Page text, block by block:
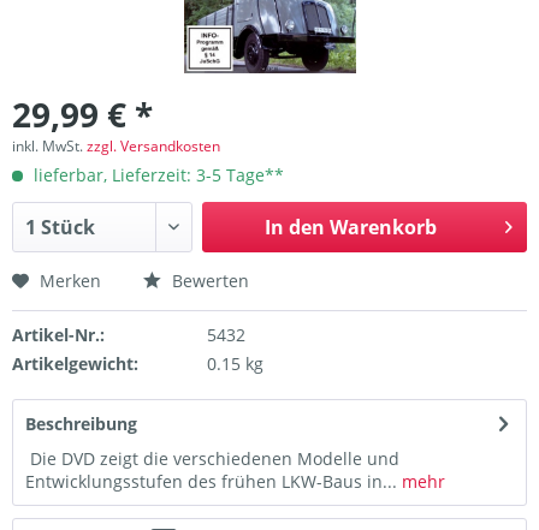
29,99 € *
inkl. MwSt.zzgl. Versandkosten
lieferbar, Lieferzeit: 3-5 Tage**
In den Warenkorb
Merken Bewerten
Artikel-Nr.:
5432
Artikelgewicht:
0.15 kg
Beschreibung
Die DVD zeigt die verschiedenen Modelle und
Entwicklungsstufen des frühen LKW-Baus in... mehr